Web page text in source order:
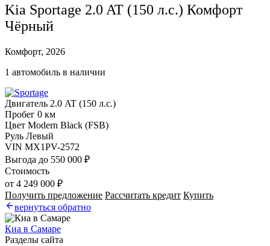
Kia Sportage 2.0 AT (150 л.с.) Комфорт
Чёрный
Комфорт, 2026
1 автомобиль в наличии
Двигатель 2.0 AT (150 л.с.)
Пробег 0 км
Цвет Modern Black (FSB)
Руль Левый
VIN MX1PV-2572
Выгода до 550 000 ₽
Стоимость
от 4 249 000 ₽
Получить предложение Рассчитать кредит Купить
вернуться обратно
Киа в Самаре
Разделы сайта